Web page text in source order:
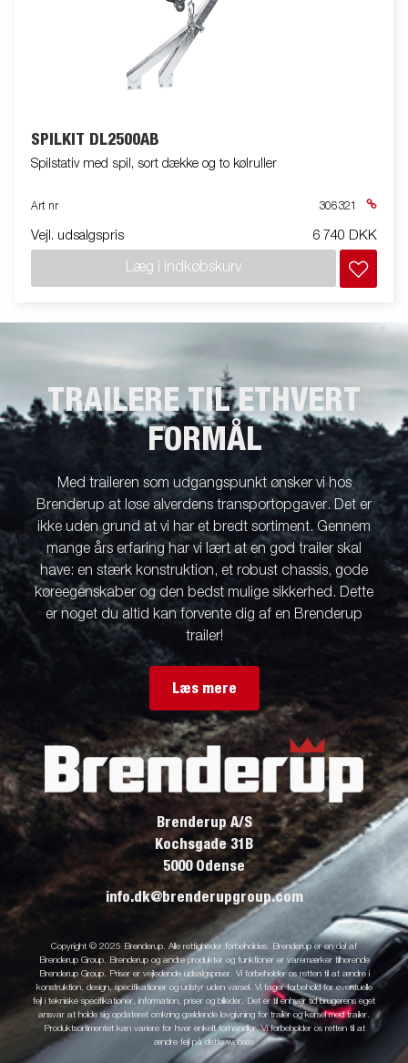
SPILKIT DL2500AB
Spilstativ med spil, sort dække og to kølruller
Art nr 306321
Vejl. udsalgspris 6 740 DKK
Læg i indkøbskurv
TRAILERE TIL ETHVERT
FORMÅL
Med traileren som udgangspunkt ønsker vi hos
Brenderup at løse alverdens transportopgaver. Det er
ikke uden grund at vi har et bredt sortiment. Gennem
mange års erfaring har vi lært at en god trailer skal
have: en stærk konstruktion, et robust chassis, gode
køreegenskaber og den bedst mulige sikkerhed. Dette
er noget du altid kan forvente dig af en Brenderup
trailer!
Læs mere
Brenderup A/S
Kochsgade 31B
5000 Odense
info.dk@brenderupgroup.com
Copyright © 2025 Brenderup. Alle rettigheder forbeholdes. Brenderup er en del af
Brenderup Group. Brenderup og andre produkter og funktioner er varemærker tilhørende
Brenderup Group. Priser er vejledende udsalgspriser. Vi forbeholder os retten til at ændre i
konstruktion, design, specifikationer og udstyr uden varsel. Vi tager forbehold for eventuelle
fejl i tekniske specifikationer, information, priser og billeder. Det er til enhver tid brugerens eget
ansvar at holde sig opdateret omkring gældende lovgivning for trailer og kørsel med trailer.
Produktsortimentet kan variere for hver enkelt forhandler. Vi forbeholder os retten til at
ændre fejl på dette website